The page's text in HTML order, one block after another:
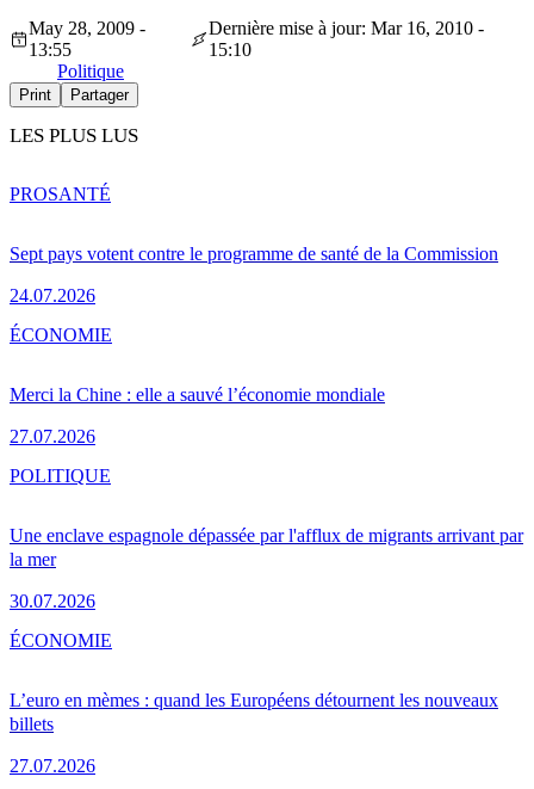
May 28, 2009 -
13:55
Dernière mise à jour: Mar 16, 2010 -
15:10
Politique
Print Partager
LES PLUS LUS
Sept pays votent contre le programme de santé de la Commission
24.07.2026
PROSANTÉ
Merci la Chine : elle a sauvé l’économie mondiale
27.07.2026
ÉCONOMIE
Une enclave espagnole dépassée par l'afflux de migrants arrivant par
la mer
30.07.2026
POLITIQUE
L’euro en mèmes : quand les Européens détournent les nouveaux
billets
27.07.2026
ÉCONOMIE